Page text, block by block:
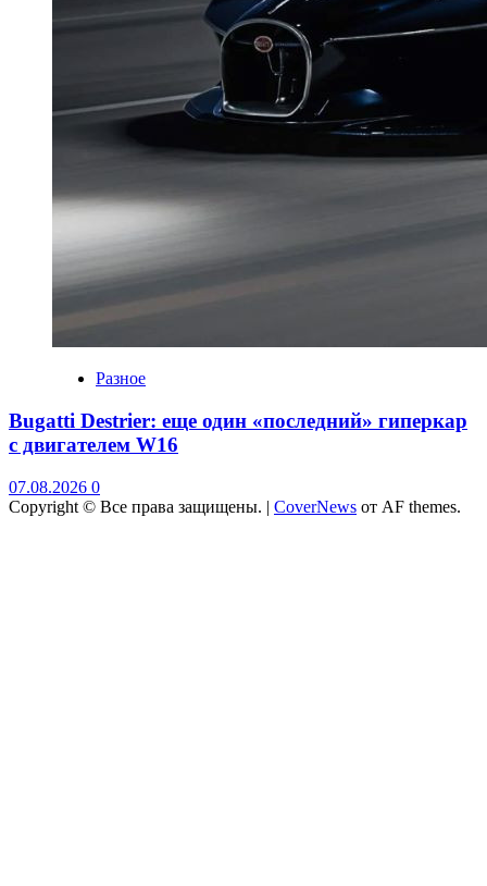
Разное
Bugatti Destrier: еще один «последний» гиперкар
с двигателем W16
07.08.2026 0
Copyright © Все права защищены. | CoverNews от AF themes.